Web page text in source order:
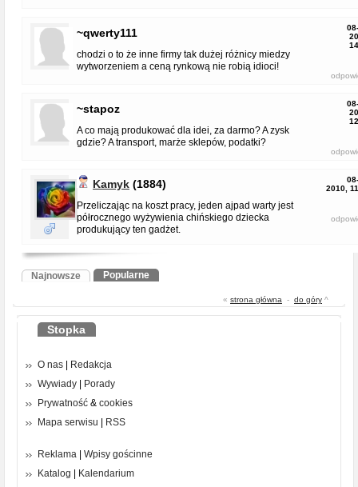
~qwerty111
chodzi o to że inne firmy tak dużej różnicy miedzy
wytworzeniem a ceną rynkową nie robią idioci!
~stapoz
A co mają produkować dla idei, za darmo? A zysk
gdzie? A transport, marże sklepów, podatki?
Kamyk (1884)
Przeliczając na koszt pracy, jeden ajpad warty jest
półrocznego wyżywienia chińskiego dziecka
produkujący ten gadżet.
2010,
Najnowsze Popularne
« strona główna - do góry ^
Stopka
O nas
Redakcja
Wywiady
Porady
Prywatność & cookies
Mapa serwisu
RSS
Reklama
Wpisy gościnne
Katalog
Kalendarium